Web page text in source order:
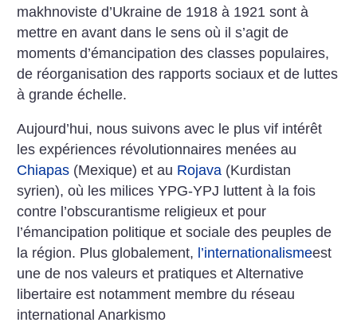
makhnoviste d’Ukraine de 1918 à 1921 sont à
mettre en avant dans le sens où il s’agit de
moments d’émancipation des classes populaires,
de réorganisation des rapports sociaux et de luttes
à grande échelle.
Aujourd’hui, nous suivons avec le plus vif intérêt
les expériences révolutionnaires menées au
Chiapas (Mexique) et au Rojava (Kurdistan
syrien), où les milices YPG-YPJ luttent à la fois
contre l’obscurantisme religieux et pour
l’émancipation politique et sociale des peuples de
la région. Plus globalement, l’internationalismeest
une de nos valeurs et pratiques et Alternative
libertaire est notamment membre du réseau
international Anarkismo